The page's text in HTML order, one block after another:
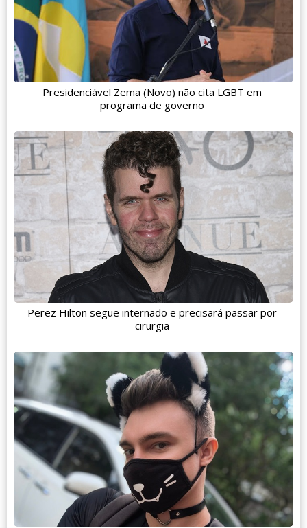
Presidenciável Zema (Novo) não cita LGBT em
programa de governo
Perez Hilton segue internado e precisará passar por
cirurgia